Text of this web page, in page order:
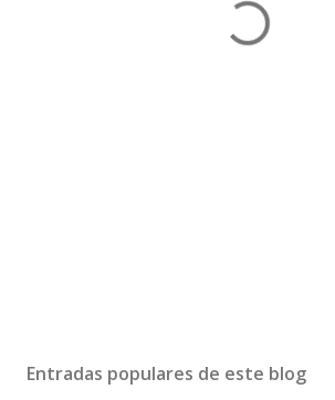
Entradas populares de este blog